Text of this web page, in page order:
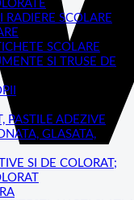
RADIERE SCOLARE
SCOLARE
SI TRUSE DE
PASTILE ADEZIVE
GLASATA,
SI DE COLORAT;